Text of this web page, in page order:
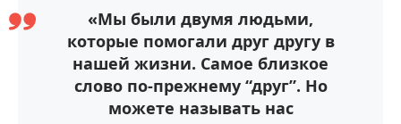
«Мы были двумя людьми,
которые помогали друг другу в
нашей жизни. Самое близкое
слово по-прежнему “друг”. Но
можете называть нас